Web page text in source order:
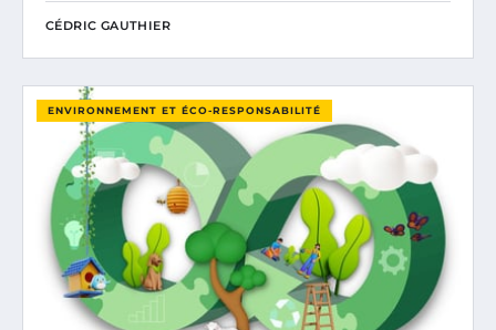
CÉDRIC GAUTHIER
ENVIRONNEMENT ET ÉCO-RESPONSABILITÉ